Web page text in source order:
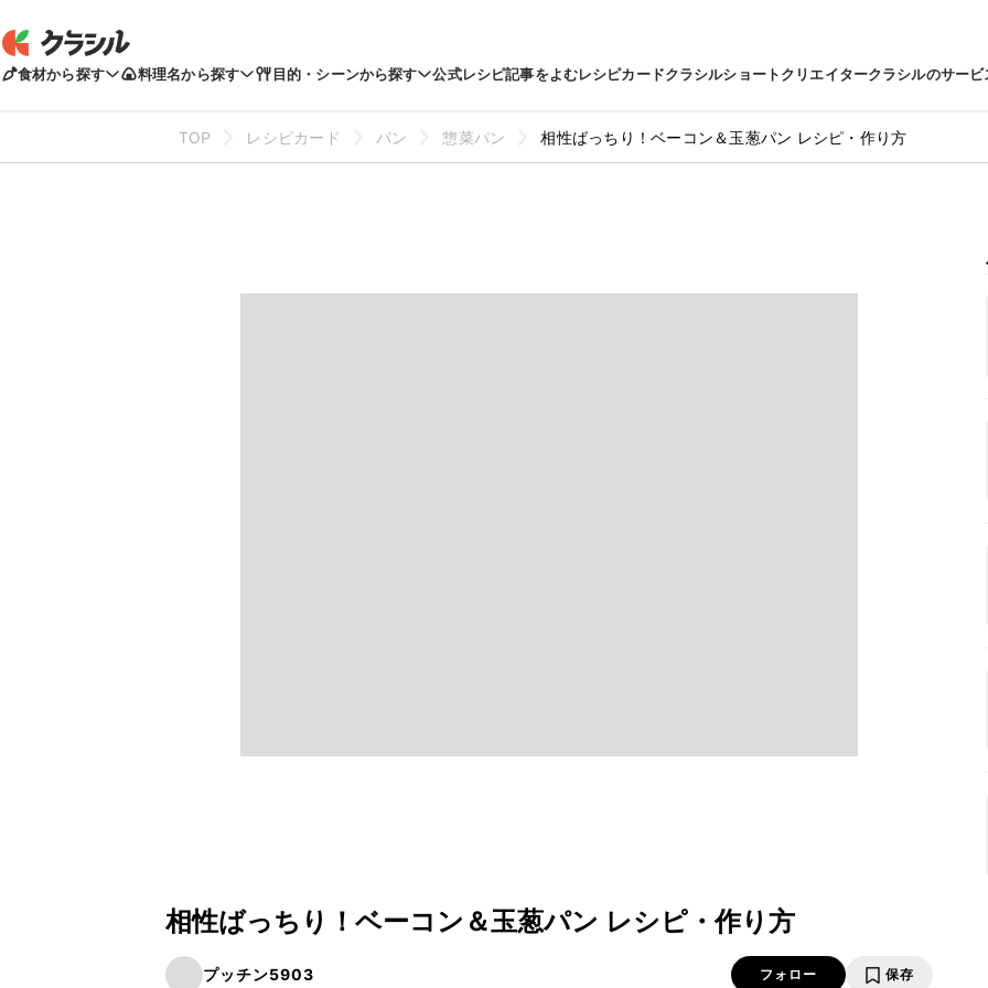
食材から探す 料理名から探す 目的・シーンから探す 公式レシピ記事をよむレシピカードクラシルショートクリエイタークラシルのサービ
TOP レシピカード パン 惣菜パン 相性ばっちり！ベーコン＆玉葱パン レシピ・作り方
相性ばっちり！ベーコン＆玉葱パン レシピ・作り方
プッチン5903 フォロー 保存